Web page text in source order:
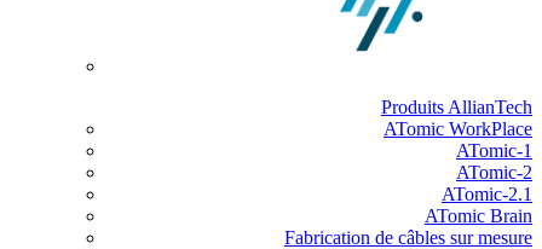
Produits AllianTech
ATomic WorkPlace
ATomic-1
ATomic-2
ATomic-2.1
ATomic Brain
Fabrication de câbles sur mesure